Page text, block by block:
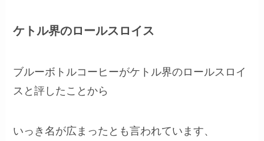
ケトル界のロールスロイス
ブルーボトルコーヒーがケトル界のロールスロイ
スと評したことから
いっき名が広まったとも言われています、